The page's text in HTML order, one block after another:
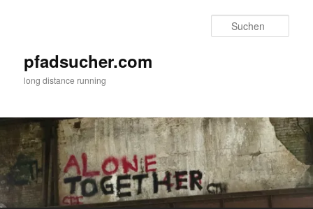
pfadsucher.com
long distance running